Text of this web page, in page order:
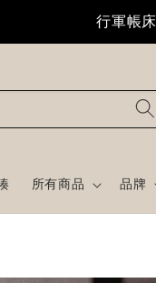
行軍帳
所有商品 品牌